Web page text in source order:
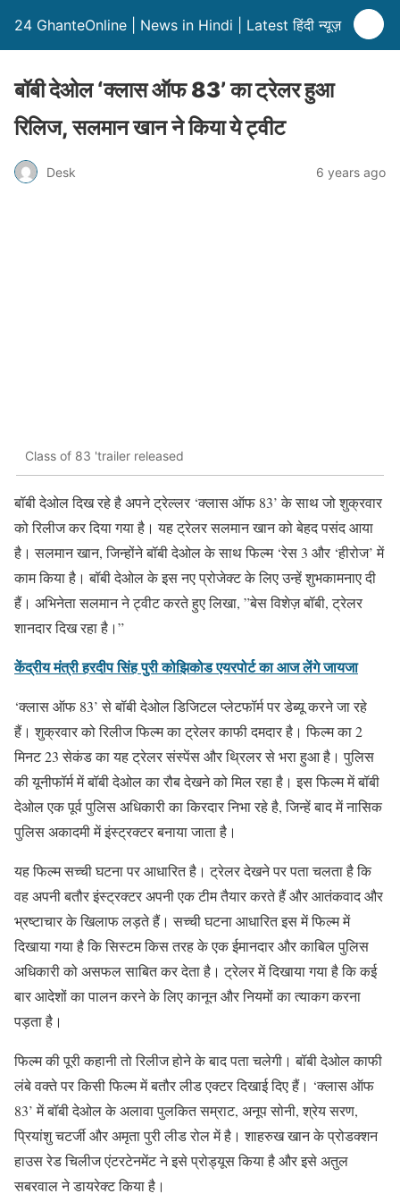
24 GhanteOnline | News in Hindi | Latest हिंदी न्यूज़
बॉबी देओल ‘क्लास ऑफ 83’ का ट्रेलर हुआ
रिलिज, सलमान खान ने किया ये ट्वीट
Desk 6 years ago
Class of 83 'trailer released
बॉबी देओल दिख रहे है अपने ट्रेल्लर ‘क्लास ऑफ 83’ के साथ जो शुक्रवार
को रिलीज कर दिया गया है। यह ट्रेलर सलमान खान को बेहद पसंद आया
है। सलमान खान, जिन्होंने बॉबी देओल के साथ फिल्म ‘रेस 3 और ‘हीरोज’ में
काम किया है। बॉबी देओल के इस नए प्रोजेक्ट के लिए उन्हें शुभकामनाए दी
हैं। अभिनेता सलमान ने ट्वीट करते हुए लिखा, ”बेस विशेज़ बॉबी, ट्रेलर
शानदार दिख रहा है।”
केंद्रीय मंत्री हरदीप सिंह पुरी कोझिकोड एयरपोर्ट का आज लेंगे जायजा
‘क्लास ऑफ 83’ से बॉबी देओल डिजिटल प्लेटफॉर्म पर डेब्यू करने जा रहे
हैं। शुक्रवार को रिलीज फिल्म का ट्रेलर काफी दमदार है। फिल्म का 2
मिनट 23 सेकंड का यह ट्रेलर संस्पेंस और थ्रिलर से भरा हुआ है। पुलिस
की यूनीफॉर्म में बॉबी देओल का रौब देखने को मिल रहा है। इस फिल्म में बॉबी
देओल एक पूर्व पुलिस अधिकारी का किरदार निभा रहे है, जिन्हें बाद में नासिक
पुलिस अकादमी में इंस्ट्रक्टर बनाया जाता है।
यह फिल्म सच्ची घटना पर आधारित है। ट्रेलर देखने पर पता चलता है कि
वह अपनी बतौर इंस्ट्रक्टर अपनी एक टीम तैयार करते हैं और आतंकवाद और
भ्रष्टाचार के खिलाफ लड़ते हैं। सच्ची घटना आधारित इस में फिल्म में
दिखाया गया है कि सिस्टम किस तरह के एक ईमानदार और काबिल पुलिस
अधिकारी को असफल साबित कर देता है। ट्रेलर में दिखाया गया है कि कई
बार आदेशों का पालन करने के लिए कानून और नियमों का त्याकग करना
पड़ता है।
फिल्म की पूरी कहानी तो रिलीज होने के बाद पता चलेगी। बॉबी देओल काफी
लंबे वक्ते पर किसी फिल्म में बतौर लीड एक्टर दिखाई दिए हैं। ‘क्लास ऑफ
83’ में बॉबी देओल के अलावा पुलकित सम्राट, अनूप सोनी, श्रेय सरण,
प्रियांशु चटर्जी और अमृता पुरी लीड रोल में है। शाहरुख खान के प्रोडक्शन
हाउस रेड चिलीज एंटरटेनमेंट ने इसे प्रोड्यूस किया है और इसे अतुल
सबरवाल ने डायरेक्ट किया है।